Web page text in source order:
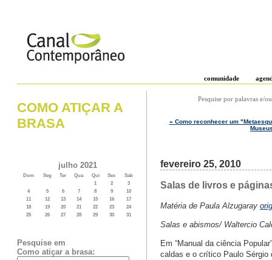
comunidade
COMO ATIÇAR A
BRASA
julho 2021
Dom Seg Ter Qua Qui Sex
Sab
1
2
3
4
5 6 7 8 9
10
11
12 13 14 15 16
17
18
19 20 21 22 23
24
25
26 27 28 29 30 31
Pesquise em
Como atiçar a brasa:
Pesquise por palavras e/
« Como reconhecer um
fevereiro 25, 2010
Salas de livros e
Matéria de Paula Alzugaray
Salas e abismos/ Waltercio
Em “Manual da ciência
caldas e o crítico Paulo Sérgio